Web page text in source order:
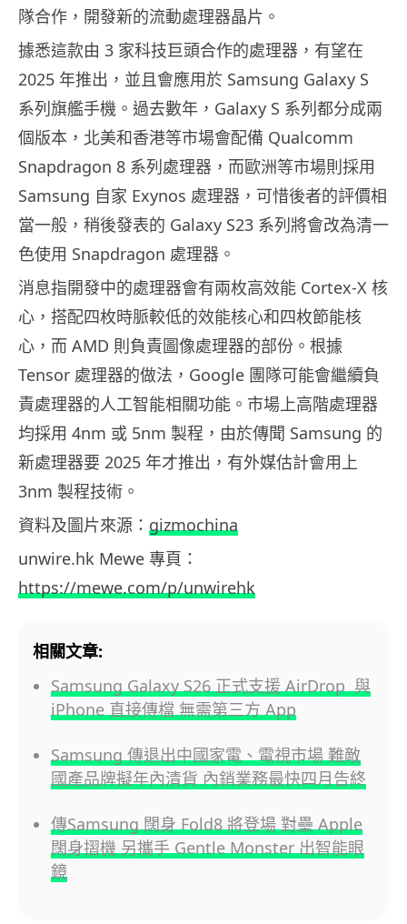
隊合作，開發新的流動處理器晶片。
據悉這款由 3 家科技巨頭合作的處理器，有望在
2025 年推出，並且會應用於 Samsung Galaxy S
系列旗艦手機。過去數年，Galaxy S 系列都分成兩
個版本，北美和香港等市場會配備 Qualcomm
Snapdragon 8 系列處理器，而歐洲等市場則採用
Samsung 自家 Exynos 處理器，可惜後者的評價相
當一般，稍後發表的 Galaxy S23 系列將會改為清一
色使用 Snapdragon 處理器。
消息指開發中的處理器會有兩枚高效能 Cortex-X 核
心，搭配四枚時脈較低的效能核心和四枚節能核
心，而 AMD 則負責圖像處理器的部份。根據
Tensor 處理器的做法，Google 團隊可能會繼續負
責處理器的人工智能相關功能。市場上高階處理器
均採用 4nm 或 5nm 製程，由於傳聞 Samsung 的
新處理器要 2025 年才推出，有外媒估計會用上
3nm 製程技術。
資料及圖片來源： gizmochina
unwire.hk Mewe 專頁：
https://mewe.com/p/unwirehk
相關文章:
Samsung Galaxy S26 正式支援 AirDrop 與
iPhone 直接傳檔 無需第三方 App
Samsung 傳退出中國家電、電視市場 難敵
國產品牌擬年內清貨 內銷業務最快四月告終
傳Samsung 闊身 Fold8 將登場 對壘 Apple
闊身摺機 另攜手 Gentle Monster 出智能眼
鏡